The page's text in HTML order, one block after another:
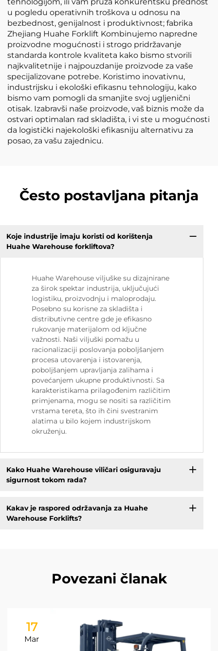
u pogledu operativnih troškova u odnosu na
bezbednost, genijalnost i produktivnost; fabrika
Zhejiang Huahe Forklift Kombinujemo napredne
proizvodne mogućnosti i strogo pridržavanje
standarda kontrole kvaliteta kako bismo stvorili
najkvalitetnije i najpouzdanije proizvode za vaše
specijalizovane potrebe. Koristimo inovativnu,
industrijsku i ekološki efikasnu tehnologiju, kako
bismo vam pomogli da smanjite svoj ugljenični
otisak. Izabravši naše proizvode, vaš biznis može da
ostvari optimalan rad skladišta, i vi ste u mogućnosti
da logistički najekološki efikasniju alternativu za
posao, za vašu zajednicu.
Često postavljana pitanja
Koje industrije imaju koristi od korištenja
Huahe Warehouse forkliftova?
Huahe Warehouse viljuške su dizajnirane
za širok spektar industrija, uključujući
logistiku, proizvodnju i maloprodaju.
Posebno su korisne za skladišta i
distributivne centre gde je efikasno
rukovanje materijalom od ključne
važnosti. Naši viljuški pomažu u
racionalizaciji poslovanja poboljšanjem
procesa utovarenja i istovarenja,
poboljšanjem upravljanja zalihama i
povećanjem ukupne produktivnosti. Sa
karakteristikama prilagođenim različitim
primjenama, mogu se nositi sa različitim
vrstama tereta, što ih čini svestranim
alatima u bilo kojem industrijskom
okruženju.
Kako Huahe Warehouse viličari osiguravaju
sigurnost tokom rada?
Kakav je raspored održavanja za Huahe
Warehouse Forklifts?
Povezani članak
17
Mar